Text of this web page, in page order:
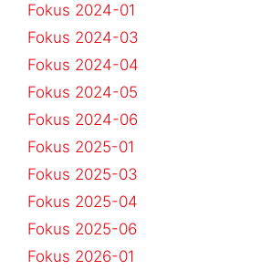
Fokus 2024-01
Fokus 2024-03
Fokus 2024-04
Fokus 2024-05
Fokus 2024-06
Fokus 2025-01
Fokus 2025-03
Fokus 2025-04
Fokus 2025-06
Fokus 2026-01